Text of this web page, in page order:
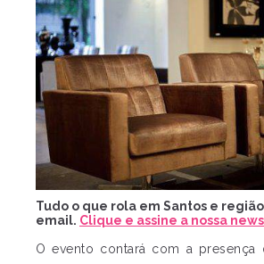
Tudo o que rola em Santos e
email. Clique e assine a nossa
O evento contará com a presença